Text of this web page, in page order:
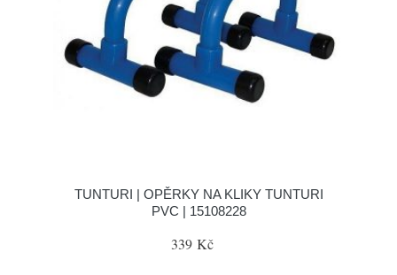
TUNTURI | OPĚRKY NA KLIKY TUNTURI
PVC | 15108228
339 Kč